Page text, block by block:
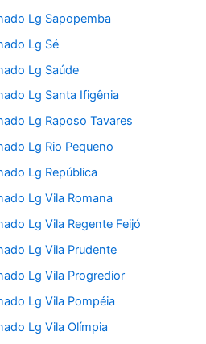
Lg Sapopemba
Lg Sé
Lg Saúde
Lg Santa Ifigênia
Lg Raposo Tavares
Lg Rio Pequeno
Lg República
Lg Vila Romana
Lg Vila Regente Feijó
Lg Vila Prudente
Lg Vila Progredior
Lg Vila Pompéia
Lg Vila Olímpia